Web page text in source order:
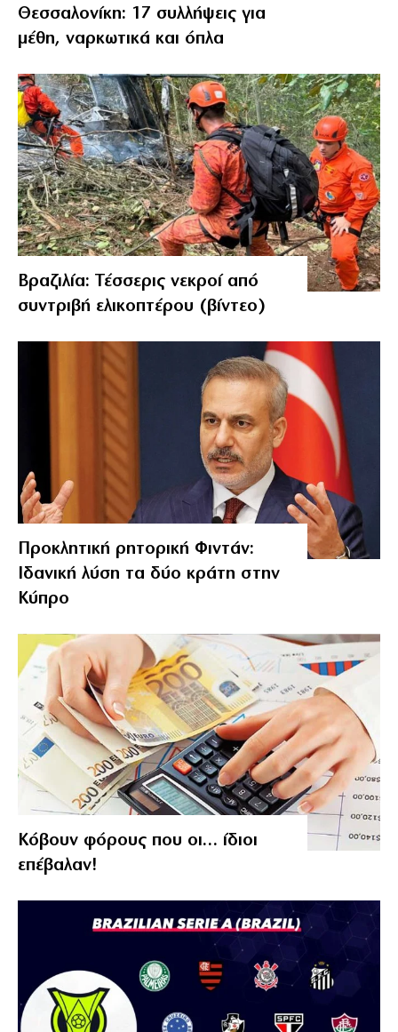
Θεσσαλονίκη: 17 συλλήψεις για
μέθη, ναρκωτικά και όπλα
Βραζιλία: Τέσσερις νεκροί από
συντριβή ελικοπτέρου (βίντεο)
Προκλητική ρητορική Φιντάν:
Ιδανική λύση τα δύο κράτη στην
Κύπρο
Κόβουν φόρους που οι… ίδιοι
επέβαλαν!